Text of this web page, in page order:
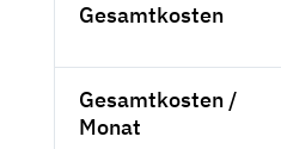
Gesamtkosten
Gesamtkosten /
Monat